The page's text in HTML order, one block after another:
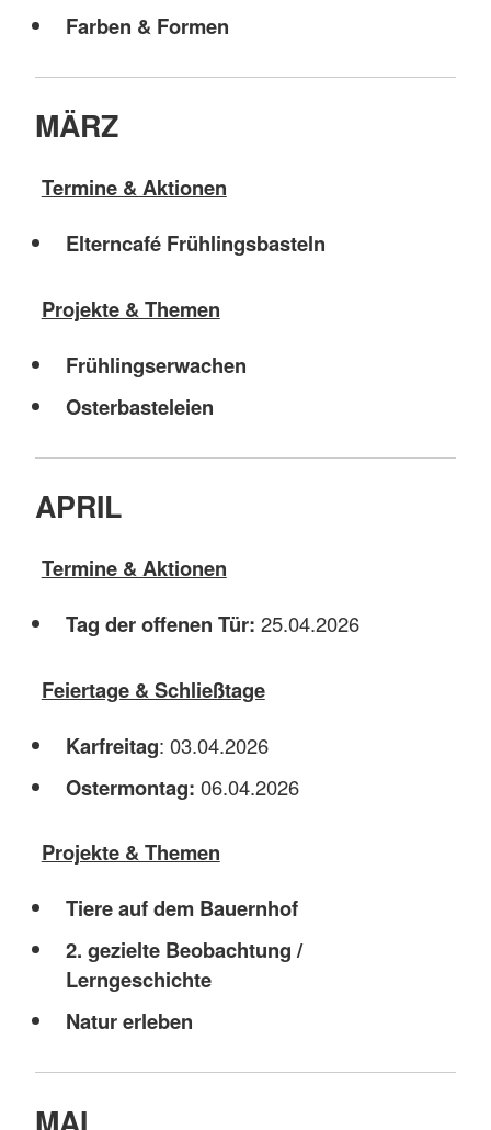
Farben & Formen
MÄRZ
Termine & Aktionen
Elterncafé Frühlingsbasteln
Projekte & Themen
Frühlingserwachen
Osterbasteleien
APRIL
Termine & Aktionen
Tag der offenen Tür: 25.04.2026
Feiertage & Schließtage
Karfreitag: 03.04.2026
Ostermontag: 06.04.2026
Projekte & Themen
Tiere auf dem Bauernhof
2. gezielte Beobachtung /
Lerngeschichte
Natur erleben
MAI